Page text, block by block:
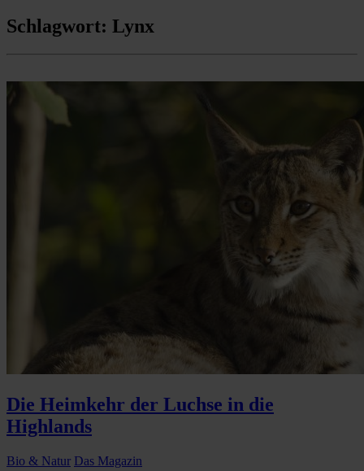
Schlagwort: Lynx
Die Heimkehr der Luchse in die
Highlands
Bio & Natur Das Magazin